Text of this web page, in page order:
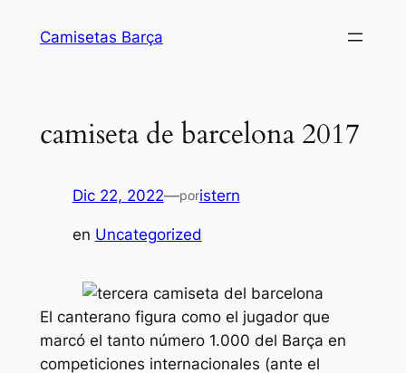
Camisetas Barça
camiseta de barcelona 2017
Dic 22, 2022—poristern
en Uncategorized
El canterano figura como el jugador que
marcó el tanto número 1.000 del Barça en
competiciones internacionales (ante el